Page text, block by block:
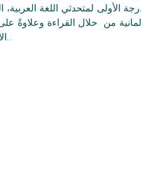
الأولى لمتحدثي اللغة
من  خلال القراءة